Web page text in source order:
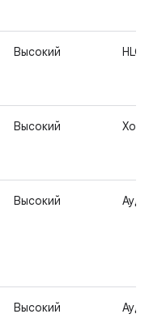
Высокий
Высокий
Высокий
Высокий